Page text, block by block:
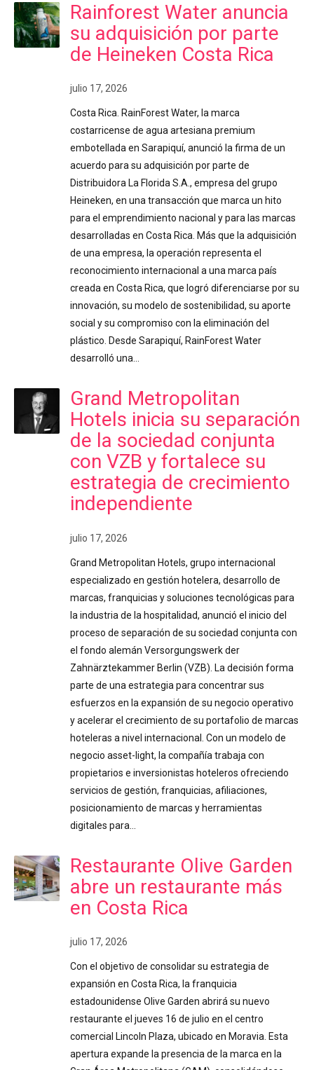
Rainforest Water anuncia
su adquisición por parte
de Heineken Costa Rica
julio 17, 2026
Costa Rica. RainForest Water, la marca
costarricense de agua artesiana premium
embotellada en Sarapiquí, anunció la firma de un
acuerdo para su adquisición por parte de
Distribuidora La Florida S.A., empresa del grupo
Heineken, en una transacción que marca un hito
para el emprendimiento nacional y para las marcas
desarrolladas en Costa Rica. Más que la adquisición
de una empresa, la operación representa el
reconocimiento internacional a una marca país
creada en Costa Rica, que logró diferenciarse por su
innovación, su modelo de sostenibilidad, su aporte
social y su compromiso con la eliminación del
plástico. Desde Sarapiquí, RainForest Water
desarrolló una…
Grand Metropolitan
Hotels inicia su separación
de la sociedad conjunta
con VZB y fortalece su
estrategia de crecimiento
independiente
julio 17, 2026
Grand Metropolitan Hotels, grupo internacional
especializado en gestión hotelera, desarrollo de
marcas, franquicias y soluciones tecnológicas para
la industria de la hospitalidad, anunció el inicio del
proceso de separación de su sociedad conjunta con
el fondo alemán Versorgungswerk der
Zahnärztekammer Berlin (VZB). La decisión forma
parte de una estrategia para concentrar sus
esfuerzos en la expansión de su negocio operativo
y acelerar el crecimiento de su portafolio de marcas
hoteleras a nivel internacional. Con un modelo de
negocio asset-light, la compañía trabaja con
propietarios e inversionistas hoteleros ofreciendo
servicios de gestión, franquicias, afiliaciones,
posicionamiento de marcas y herramientas
digitales para…
Restaurante Olive Garden
abre un restaurante más
en Costa Rica
julio 17, 2026
Con el objetivo de consolidar su estrategia de
expansión en Costa Rica, la franquicia
estadounidense Olive Garden abrirá su nuevo
restaurante el jueves 16 de julio en el centro
comercial Lincoln Plaza, ubicado en Moravia. Esta
apertura expande la presencia de la marca en la